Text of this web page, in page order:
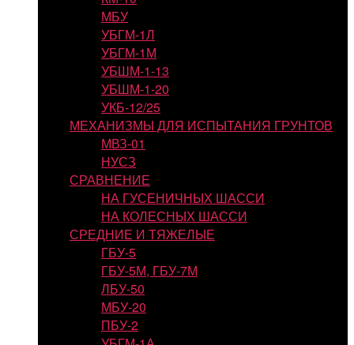
МБУ
УБГМ-1Л
УБГМ-1М
УБШМ-1-13
УБШМ-1-20
УКБ-12/25
МЕХАНИЗМЫ ДЛЯ ИСПЫТАНИЯ ГРУНТОВ
МВЗ-01
НУСЗ
СРАВНЕНИЕ
НА ГУСЕНИЧНЫХ ШАССИ
НА КОЛЕСНЫХ ШАССИ
СРЕДНИЕ И ТЯЖЕЛЫЕ
ГБУ-5
ГБУ-5М, ГБУ-7М
ЛБУ-50
МБУ-20
ПБУ-2